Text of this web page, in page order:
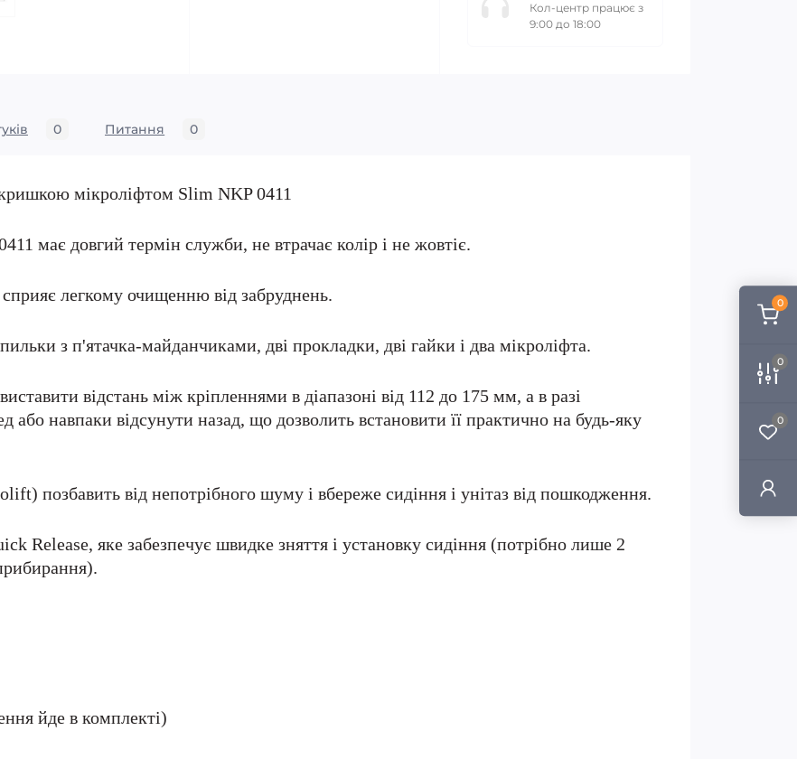
0
0
0
Кол-центр працює з
9:00 до 18:00
0 Питання 0
мікроліфтом Slim NKP 0411
має довгий термін служби, не втрачає колір і не жовтіє.
легкому очищенню від забруднень.
з п'ятачка-майданчиками, дві прокладки, дві гайки і два мікроліфта.
відстань між кріпленнями в діапазоні від 112 до 175 мм, а в разі
або навпаки відсунути назад, що дозволить встановити її практично на будь-яку
позбавить від непотрібного шуму і вбереже сидіння і унітаз від пошкодження.
Release, яке забезпечує швидке зняття і установку сидіння (потрібно лише 2
йде в комплекті)